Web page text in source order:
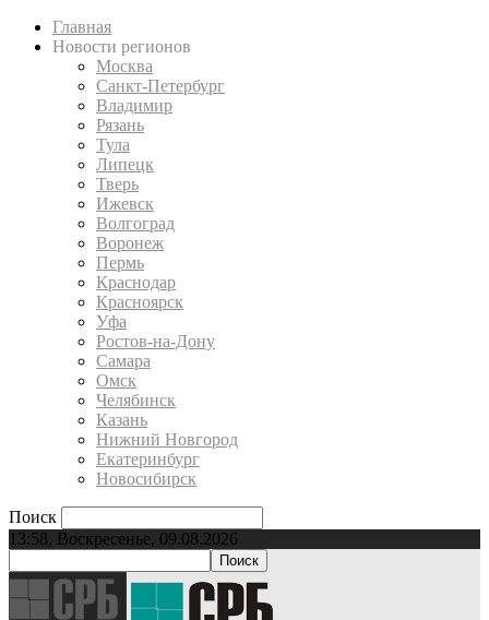
Главная
Новости регионов
Москва
Санкт-Петербург
Владимир
Рязань
Тула
Липецк
Тверь
Ижевск
Волгоград
Воронеж
Пермь
Краснодар
Красноярск
Уфа
Ростов-на-Дону
Самара
Омск
Челябинск
Казань
Нижний Новгород
Екатеринбург
Новосибирск
Поиск
13:58, Воскресенье, 09.08.2026